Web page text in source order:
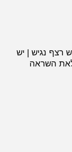
רצף נגיש | יש
השראה